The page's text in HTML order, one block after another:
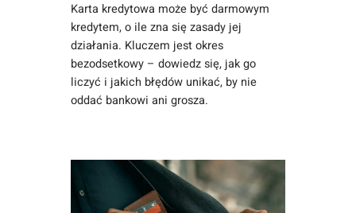
Karta kredytowa może być darmowym
kredytem, o ile zna się zasady jej
działania. Kluczem jest okres
bezodsetkowy – dowiedz się, jak go
liczyć i jakich błędów unikać, by nie
oddać bankowi ani grosza.